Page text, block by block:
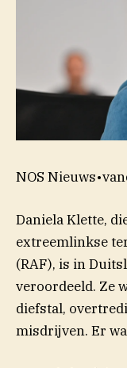
NOS Nieuws•
Daniela Klette,
extreemlinkse
(RAF), is in
veroordeeld. Ze
diefstal,
misdrijven. Er